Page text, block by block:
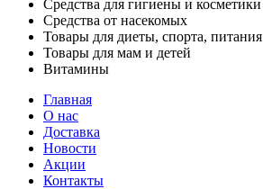
Средства для гигиены и косметики
Средства от насекомых
Товары для диеты, спорта, питания
Товары для мам и детей
Витамины
Главная
О нас
Доставка
Новости
Акции
Контакты